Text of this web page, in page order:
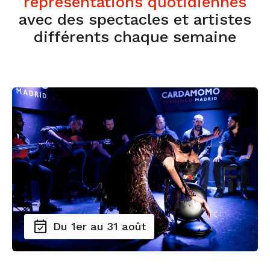
avec des spectacles et artistes
différents chaque semaine
Du 1er au 31 août